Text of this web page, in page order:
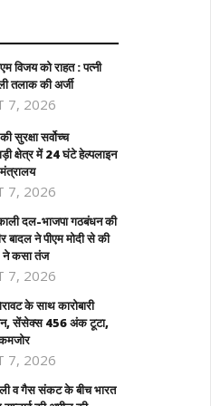
थाईलैंड : 9वीं कक्षा के छात्र ने पहले दादा-दादी
हत्या की, फिर स्कूल पहुंचकर 5 शिक्षकों को
August
विजय को राहत : पत्नी
तलाक की अर्जी
7, 2026
सुरक्षा सर्वोच्च
क्षेत्र में 24 घंटे हेल्पलाइन
7, 2026
दल-भाजपा गठबंधन की
ने पीएम मोदी से की
ने कसा तंज
7, 2026
के साथ कारोबारी
सेंसेक्स 456 अंक टूटा,
7, 2026
व गैस संकट के बीच भारत